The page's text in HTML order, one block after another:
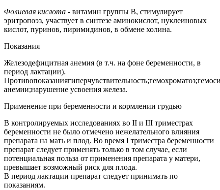
Фолиевая кислота - витамин группы В, стимулирует
эритропоэз, участвует в синтезе аминокислот, нуклеиновых
кислот, пуринов, пиримидинов, в обмене холина.
Показания
Железодефицитная анемия (в т.ч. на фоне беременности, в
период лактации).
анемии;нарушение усвоения железа.
Применение при беременности и кормлении грудью
В контролируемых исследованиях во II и III триместрах
беременности не было отмечено нежелательного влияния
препарата на мать и плод. Во время I триместра беременности
препарат следует применять только в том случае, если
потенциальная польза от применения препарата у матери,
превышает возможный риск для плода.
В период лактации препарат следует принимать по
показаниям.